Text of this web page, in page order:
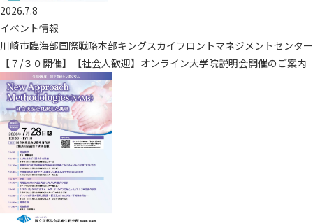
2026.7.8
イベント情報
川崎市臨海部国際戦略本部キングスカイフロントマネジメントセンター
【７/３０開催】【社会人歓迎】オンライン大学院説明会開催のご案内